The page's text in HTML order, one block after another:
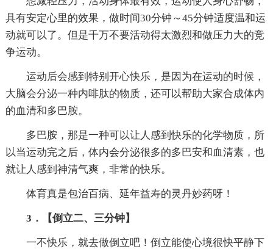
具有安定心里的效果，做时间30分钟～45分钟适度温和运
动就可以了。但是千万不要活动得太激烈和做压力大的竞
争运动。
运动后会感到特别开心快乐，是因为在运动的时候，
大脑会分泌一种内啡肽的物质，还可以帮助大家合成体内
的血清和多巴胺。
多巴胺，那是一种可以让人感到快乐的化学物质，所
以当运动完之后，体内会分泌很多的多巴安和血清素，也
就让人感到神清气爽，非常的快乐。
体育真是包治百病、延年益寿的灵丹妙药呀！
3．【倒立二、三分钟】
一不快乐，就去做倒立吧！倒立能使心境很快平静下